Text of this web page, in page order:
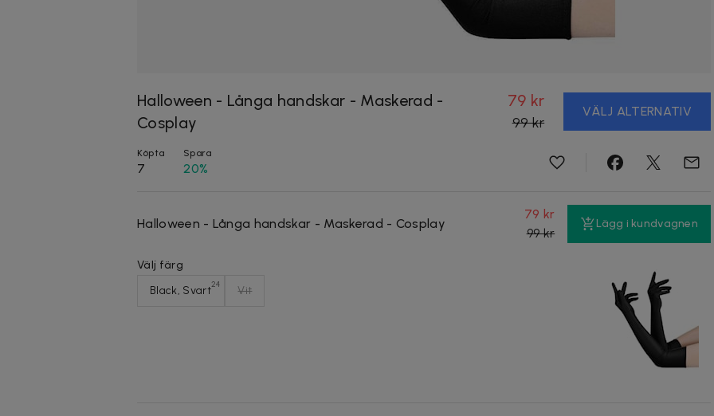
Halloween - Långa handskar - Maskerad -
Cosplay
79 kr
99 kr
VÄLJ ALTERNATIV
Köpta
7
Spara
20%
Halloween - Långa handskar - Maskerad - Cosplay
79 kr
99 kr
Välj färg
Black, Svart24 Vit
Lägg i kundvagnen